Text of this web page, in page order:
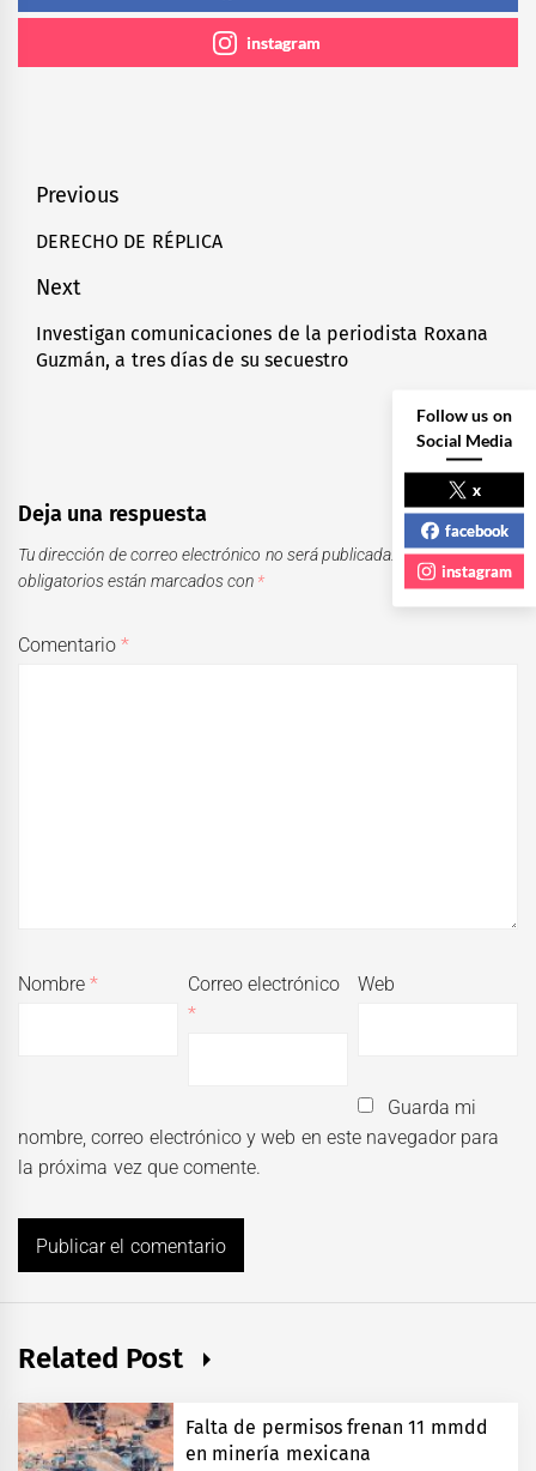
instagram
Navegación
de
entradas
Previous
Previous
DERECHO DE RÉPLICA
Next
Next
post:
Investigan comunicaciones de la periodista Roxana
Guzmán, a tres días de su secuestro
Deja una respuesta
Tu dirección de correo electrónico no será publicada.
Los campos
obligatorios están marcados con *
Comentario*
Nombre*
Correo electrónico
*
Web
Guarda mi
nombre, correo electrónico y web en este navegador para
la próxima vez que comente.
Related Post
Falta de permisos frenan 11 mmdd
en minería mexicana
Follow us on
Social Media
x
facebook
instagram